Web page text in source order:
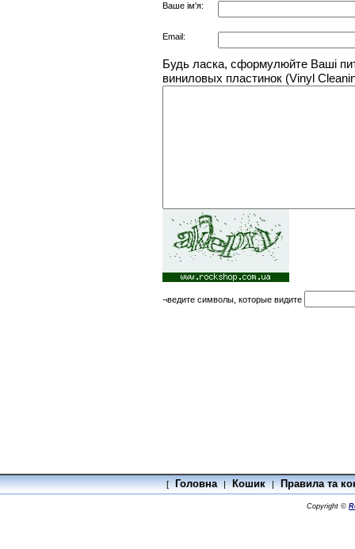
Ваше ім'я:
Email:
Будь ласка, сформулюйте Ваші
виниловых пластинок (Vinyl
¬ведите символы, которые видите
[ Головна | Кошик | Правила та
Copyright ©